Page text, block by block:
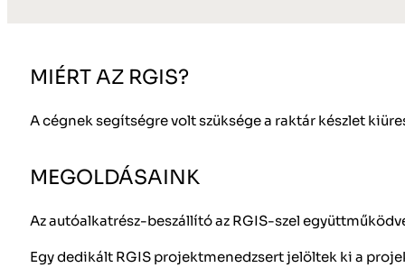
MIÉRT AZ RGIS?
A cégnek segítségre volt szüksége a raktár készlet
MEGOLDÁSAINK
Az autóalkatrész-beszállító az RGIS-szel
Egy dedikált RGIS projektmenedzsert jelöltek ki a